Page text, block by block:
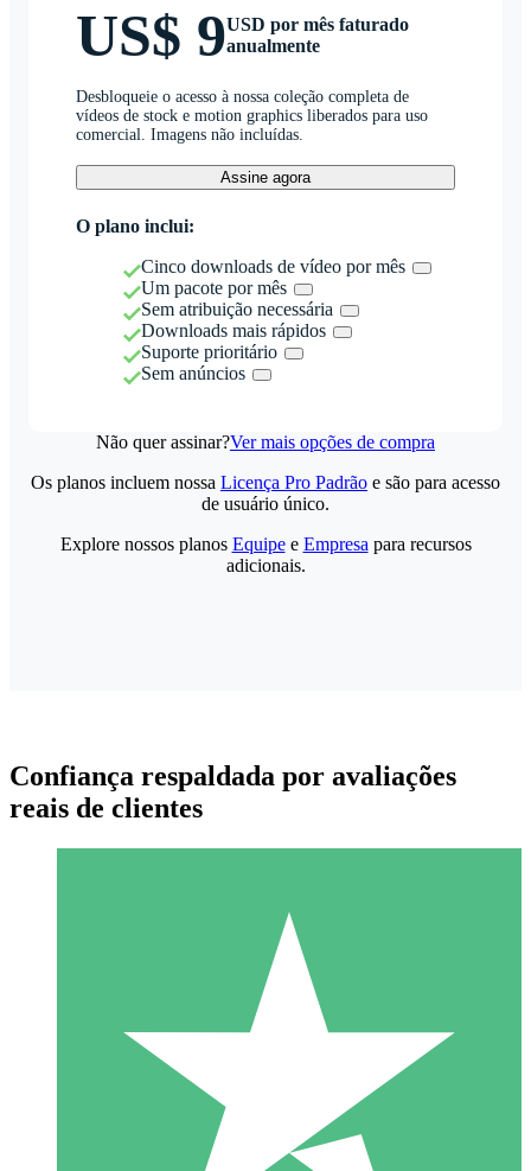
US$ 9USD por mês faturado
anualmente
Desbloqueie o acesso à nossa coleção completa de
vídeos de stock e motion graphics liberados para uso
comercial. Imagens não incluídas.
Assine agora
O plano inclui:
Cinco downloads de vídeo por mês
Um pacote por mês
Sem atribuição necessária
Downloads mais rápidos
Suporte prioritário
Sem anúncios
Não quer assinar?Ver mais opções de compra
Pacotes de Créditos Individuais
Pague conforme o uso com créditos de download. Sem
1000
Os planos incluem nossa Licença Pro Padrão e são para acesso
de usuário único.
Explore nossos planos Equipee Empresa para recursos
adicionais.
Confiança respaldada por avaliações
reais de clientes